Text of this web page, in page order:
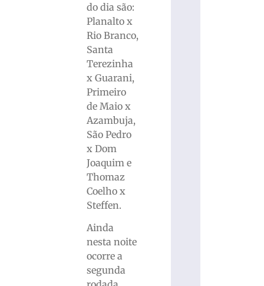
do dia são:
Planalto x
Rio Branco,
Santa
Terezinha
x Guarani,
Primeiro
de Maio x
Azambuja,
São Pedro
x Dom
Joaquim e
Thomaz
Coelho x
Steffen.
Ainda
nesta noite
ocorre a
segunda